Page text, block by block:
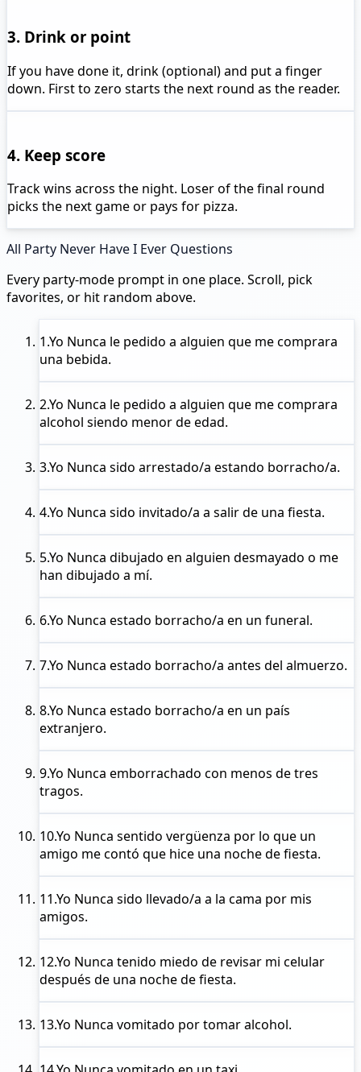
3. Drink or point
If you have done it, drink (optional) and put a finger
down. First to zero starts the next round as the reader.
4. Keep score
Track wins across the night. Loser of the final round
picks the next game or pays for pizza.
All Party Never Have I Ever Questions
Every party-mode prompt in one place. Scroll, pick
favorites, or hit random above.
1.Yo Nunca le pedido a alguien que me comprara
una bebida.
2.Yo Nunca le pedido a alguien que me comprara
alcohol siendo menor de edad.
3.Yo Nunca sido arrestado/a estando borracho/a.
4.Yo Nunca sido invitado/a a salir de una fiesta.
5.Yo Nunca dibujado en alguien desmayado o me
han dibujado a mí.
6.Yo Nunca estado borracho/a en un funeral.
7.Yo Nunca estado borracho/a antes del almuerzo.
8.Yo Nunca estado borracho/a en un país
extranjero.
9.Yo Nunca emborrachado con menos de tres
tragos.
10.Yo Nunca sentido vergüenza por lo que un
amigo me contó que hice una noche de fiesta.
11.Yo Nunca sido llevado/a a la cama por mis
amigos.
12.Yo Nunca tenido miedo de revisar mi celular
después de una noche de fiesta.
13.Yo Nunca vomitado por tomar alcohol.